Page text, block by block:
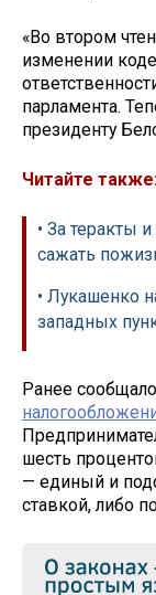
«Во втором
изменении
парламента.
президенту
Читайте также:
• За теракты
сажать
• Лукашенко
западных
Ранее
шесть
— единый и
ставкой, либо